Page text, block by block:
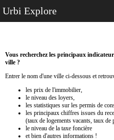
Urbi Explore
Vous recherchez les principaux
ville ?
Entrer le nom d'une ville ci-dessous et
les prix de l'immobilier,
le niveau des loyers,
les statistiques sur les permis de
les principaux chiffres issues du
(taux de logements vacants, taux
le niveau de la taxe foncière
et bien d'autres informations !